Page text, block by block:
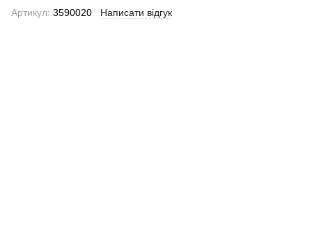
Артикул: 3590020 Написати відгук